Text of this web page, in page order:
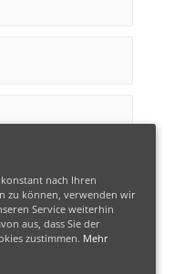
nach Ihren
zu können, verwenden wir
Service weiterhin
aus, dass Sie der
zustimmen. Mehr